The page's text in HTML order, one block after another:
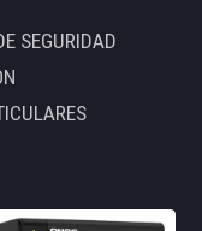
SEGURIDAD